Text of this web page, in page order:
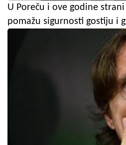
U Poreču i ove godine
pomažu sigurnosti gostiju i